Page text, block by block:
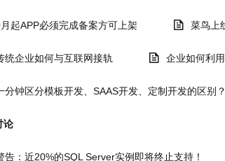
起APP必须完成备案方可上架 菜鸟上
统企业如何与互联网接轨 企业如何利
分钟区分模板开发、SAAS开发、定制开发的区别？
论
告：近20%的SQL Server实例即将终止支持！